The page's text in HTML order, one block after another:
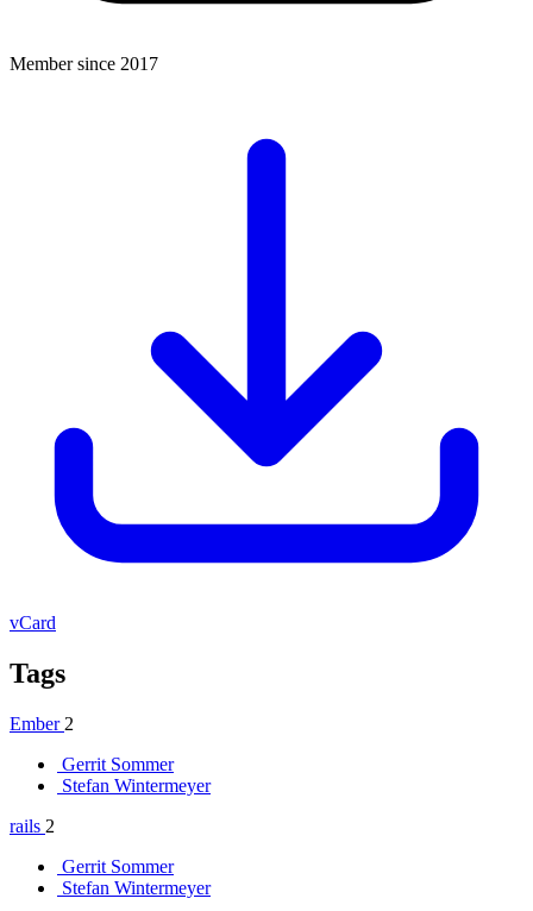
Member since 2017
vCard
Tags
Ember 2
Gerrit Sommer
Stefan Wintermeyer
rails 2
Gerrit Sommer
Stefan Wintermeyer